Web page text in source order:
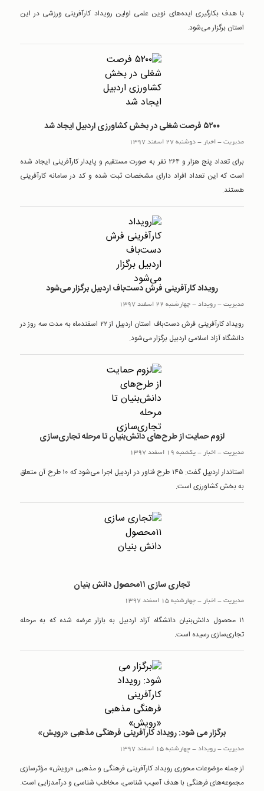
با هدف بکارگیری ایده‌های نوین علمی اولین رویداد کارآفرینی ورزشی در این
استان برگزار می‌شود.
۵۲۰۰ فرصت شغلی در بخش کشاورزی اردبیل ایجاد شد
مدیریت-اخبار -دوشنبه 27 اسفند 1397
برای تعداد پنج هزار و ۲۶۴ نفر به صورت مستقیم و پایدار کارآفرینی ایجاد شده
است که این تعداد افراد دارای مشخصات ثبت شده و کد در سامانه کارآفرینی
هستند.
رویداد کارآفرینی فرش دست‌باف اردبیل برگزار می‌شود
مدیریت-رويداد-چهارشنبه 22 اسفند 1397
رویداد کارآفرینی فرش دست‌باف استان اردبیل از ۲۲ اسفندماه به مدت سه روز در
دانشگاه آزاد اسلامی اردبیل برگزار می‌شود.
لزوم حمایت از طرح‌های دانش‌بنیان تا مرحله تجاری‌سازی
مدیریت-اخبار -یکشنبه 19 اسفند 1397
استاندار اردبیل گفت: ۱۴۵ طرح فناور در اردبیل اجرا می‌شود که ۱۰ طرح آن متعلق
به بخش کشاورزی است.
تجاری سازی ۱۱محصول دانش بنیان
مدیریت-اخبار -چهارشنبه 15 اسفند 1397
۱۱ محصول دانش‌بنیان دانشگاه آزاد اردبیل به بازار عرضه شده که به مرحله
تجاری‌سازی رسیده است.
برگزار می شود: رویداد کارآفرینی فرهنگی مذهبی «رویش»
مدیریت-رويداد-چهارشنبه 15 اسفند 1397
از جمله موضوعات محوری رویداد کارآفرینی فرهنگی و مذهبی «رویش» مؤثرسازی
مجموعه‌های فرهنگی با هدف آسیب شناسی، مخاطب شناسی و درآمدزایی است.